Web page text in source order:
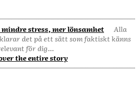
stress, mer lönsamhet
Alla
det på ett sätt som faktiskt känns
för dig...
the entire story